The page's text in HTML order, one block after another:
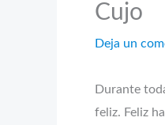
Cujo
Deja un
Durante
feliz. Feliz